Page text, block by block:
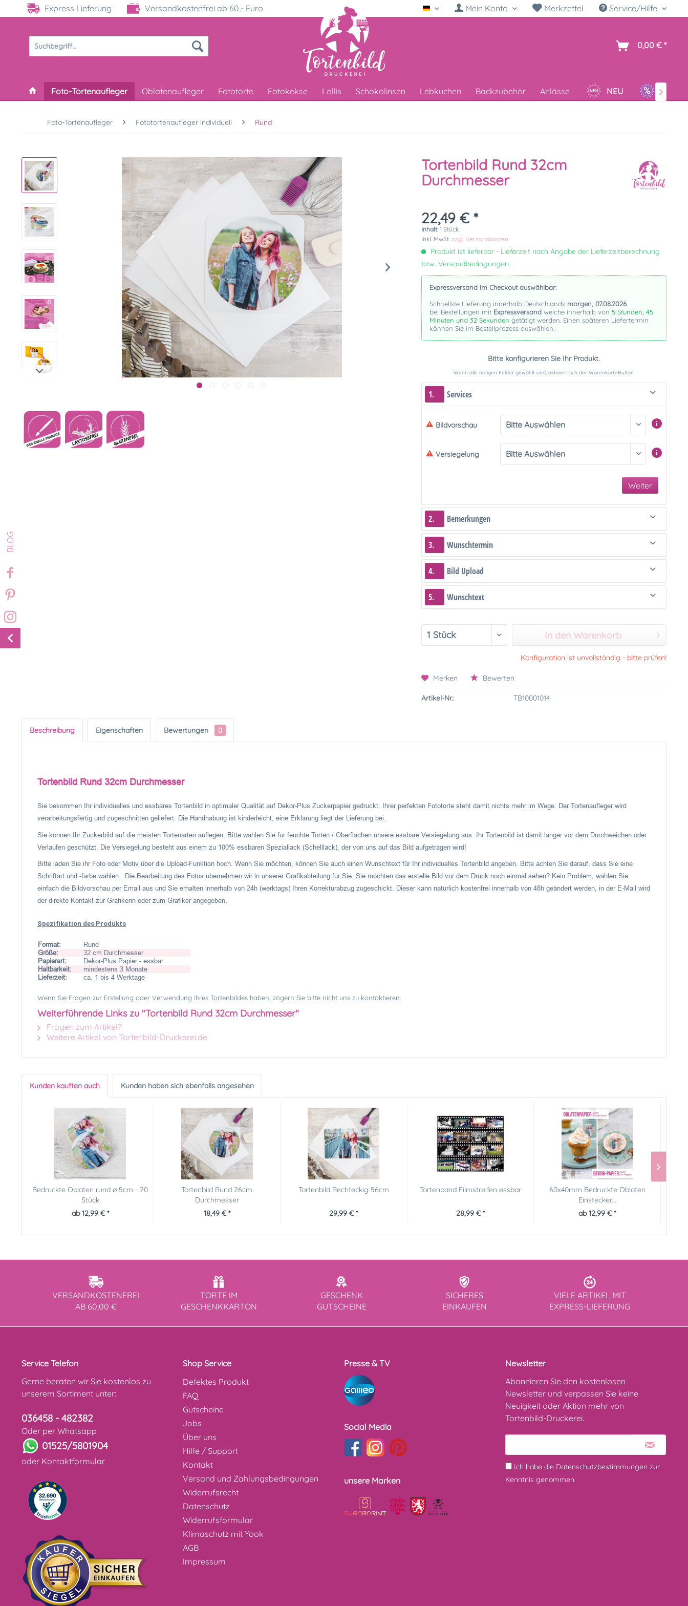
Express Lieferung Versandkostenfrei ab 60,- Euro Deutsch Mein Konto Merkzettel Service/Hilfe
0,00 € *
Foto-Tortenaufleger Oblatenaufleger Fototorte Fotokekse Lollis Schokolinsen Lebkuchen Backzubehör Anlässe NEU SALE

Foto-Tortenaufleger Fototortenaufleger individuell Rund
Tortenbild Rund 32cm
Durchmesser
22,49 € *
Inhalt:1 Stück
inkl. MwSt.zzgl. Versandkosten
Produkt ist lieferbar - Lieferzeit nach Angabe der Lieferzeitberechnung
bzw. Versandbedingungen
Expressversand im Checkout auswählbar:
Schnellste Lieferung innerhalb Deutschlands morgen, 07.08.2026
bei Bestellungen mit Expressversand welche innerhalb von 5 Stunden, 45
Minuten und 31 Sekundengetätigt werden. Einen späteren Liefertermin
können Sie im Bestellprozess auswählen.
Bitte konfigurieren Sie Ihr Produkt.
Wenn alle nötigen Felder gewählt sind, aktiviert sich der Warenkorb-Button.
1. Services
Bildvorschau
Versiegelung
Weiter
2. Bemerkungen
3. Wunschtermin
4. Bild Upload
5. Wunschtext
In den Warenkorb
Konfiguration ist unvollständig - bitte prüfen!
Merken Bewerten
Artikel-Nr.: TB10001014
Beschreibung Eigenschaften Bewertungen 0
Tortenbild Rund 32cm Durchmesser
Sie bekommen Ihr individuelles und essbares Tortenbild in optimaler Qualität auf Dekor-Plus Zuckerpapier gedruckt. Ihrer perfekten Fototorte steht damit nichts mehr im Wege. Der Tortenaufleger wird
verarbeitungsfertig und zugeschnitten geliefert. Die Handhabung ist kinderleicht, eine Erklärung liegt der Lieferung bei.
Sie können Ihr Zuckerbild auf die meisten Tortenarten auflegen. Bitte wählen Sie für feuchte Torten / Oberflächen unsere essbare Versiegelung aus. Ihr Tortenbild ist damit länger vor dem Durchweichen oder
Verlaufen geschützt. Die Versiegelung besteht aus einem zu 100% essbaren Speziallack (Schelllack), der von uns auf das Bild aufgetragen wird!
Bitte laden Sie ihr Foto oder Motiv über die Upload-Funktion hoch. Wenn Sie möchten, können Sie auch einen Wunschtext für Ihr individuelles Tortenbild angeben. Bitte achten Sie darauf, dass Sie eine
Schriftart und -farbe wählen. Die Bearbeitung des Fotos übernehmen wir in unserer Grafikabteilung für Sie. Sie möchten das erstelle Bild vor dem Druck noch einmal sehen? Kein Problem, wählen Sie
einfach die Bildvorschau per Email aus und Sie erhalten innerhalb von 24h (werktags) Ihren Korrekturabzug zugeschickt. Dieser kann natürlich kostenfrei innerhalb von 48h geändert werden, in der E-Mail wird
der direkte Kontakt zur Grafikerin oder zum Grafiker angegeben.
Spezifikation des Produkts
Format:
Rund
Größe:
32 cm Durchmesser
Papierart:
Dekor-Plus Papier - essbar
Haltbarkeit:
mindestens 3 Monate
Lieferzeit:
ca. 1 bis 4 Werktage
Wenn Sie Fragen zur Erstellung oder Verwendung Ihres Tortenbildes haben, zögern Sie bitte nicht uns zu kontaktieren.
Weiterführende Links zu "Tortenbild Rund 32cm Durchmesser"
Fragen zum Artikel?
Weitere Artikel von Tortenbild-Druckerei.de
Kunden kauften auch Kunden haben sich ebenfalls angesehen
Bedruckte Oblaten rund ø 5cm - 20
Stück
ab 12,99 € *
Tortenbild Rund 26cm
Durchmesser
18,49 € *
Tortenbild Rechteckig 56cm
29,99 € *
Tortenband Filmstreifen essbar
28,99 € *
60x40mm Bedruckte Oblaten
Einstecker...
ab 12,99 € *
VERSANDKOSTENFREI
AB 60,00 €
TORTE IM
GESCHENKKARTON
GESCHENK
GUTSCHEINE
SICHERES
EINKAUFEN
VIELE ARTIKEL MIT
EXPRESS-LIEFERUNG
Service Telefon
Gerne beraten wir Sie kostenlos zu
unserem Sortiment unter:
036458 - 482382
Oder per Whatsapp
01525/5801904
oder Kontaktformular
Shop Service
Defektes Produkt
FAQ
Gutscheine
Jobs
Über uns
Hilfe / Support
Kontakt
Versand und Zahlungsbedingungen
Widerrufsrecht
Datenschutz
Widerrufsformular
Klimaschutz mit Yook
AGB
Impressum
Presse & TV
Social Media
unsere Marken
Newsletter
Abonnieren Sie den kostenlosen
Newsletter und verpassen Sie keine
Neuigkeit oder Aktion mehr von
Tortenbild-Druckerei.
Ich habe die Datenschutzbestimmungen zur
Kenntnis genommen.